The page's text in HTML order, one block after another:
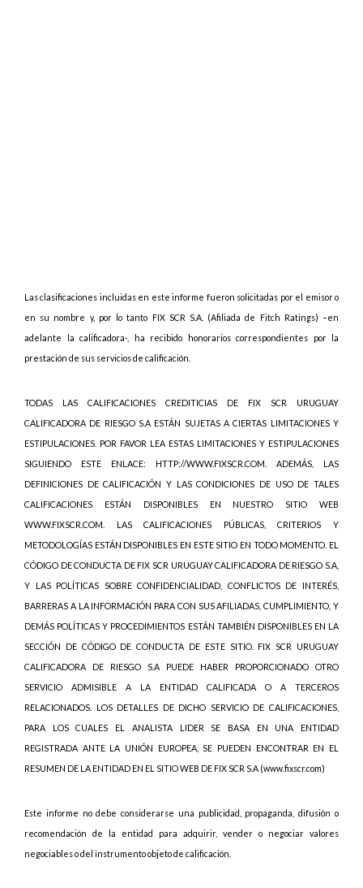
Las clasificaciones incluidas en este informe fueron solicitadas por el emisor o
en su nombre y, por lo tanto FIX SCR S.A. (Afiliada de Fitch Ratings) –en
adelante la calificadora-, ha recibido honorarios correspondientes por la
prestación de sus servicios de calificación.
TODAS LAS CALIFICACIONES CREDITICIAS DE FIX SCR URUGUAY
CALIFICADORA DE RIESGO S.A ESTÁN SUJETAS A CIERTAS LIMITACIONES Y
ESTIPULACIONES. POR FAVOR LEA ESTAS LIMITACIONES Y ESTIPULACIONES
SIGUIENDO ESTE ENLACE: HTTP://WWW.FIXSCR.COM. ADEMÁS, LAS
DEFINICIONES DE CALIFICACIÓN Y LAS CONDICIONES DE USO DE TALES
CALIFICACIONES ESTÁN DISPONIBLES EN NUESTRO SITIO WEB
WWW.FIXSCR.COM. LAS CALIFICACIONES PÚBLICAS, CRITERIOS Y
METODOLOGÍAS ESTÁN DISPONIBLES EN ESTE SITIO EN TODO MOMENTO. EL
CÓDIGO DE CONDUCTA DE FIX SCR URUGUAY CALIFICADORA DE RIESGO S.A,
Y LAS POLÍTICAS SOBRE CONFIDENCIALIDAD, CONFLICTOS DE INTERÉS,
BARRERAS A LA INFORMACIÓN PARA CON SUS AFILIADAS, CUMPLIMIENTO, Y
DEMÁS POLÍTICAS Y PROCEDIMIENTOS ESTÁN TAMBIÉN DISPONIBLES EN LA
SECCIÓN DE CÓDIGO DE CONDUCTA DE ESTE SITIO. FIX SCR URUGUAY
CALIFICADORA DE RIESGO S.A PUEDE HABER PROPORCIONADO OTRO
SERVICIO ADMISIBLE A LA ENTIDAD CALIFICADA O A TERCEROS
RELACIONADOS. LOS DETALLES DE DICHO SERVICIO DE CALIFICACIONES,
PARA LOS CUALES EL ANALISTA LIDER SE BASA EN UNA ENTIDAD
REGISTRADA ANTE LA UNIÓN EUROPEA, SE PUEDEN ENCONTRAR EN EL
RESUMEN DE LA ENTIDAD EN EL SITIO WEB DE FIX SCR S.A (www.fixscr.com)
Este informe no debe considerarse una publicidad, propaganda, difusión o
recomendación de la entidad para adquirir, vender o negociar valores
negociables o del instrumento objeto de calificación.